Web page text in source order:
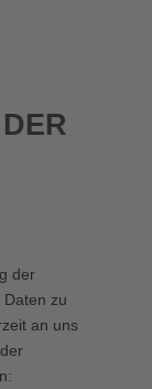
der
zu
an uns